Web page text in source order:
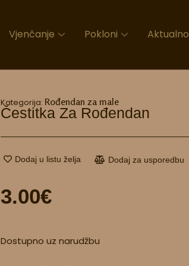
Vjenčanje Pokloni Aktualno
Kategorija: Rođendan za male
Čestitka Za Rođendan
Dodaj u listu želja Dodaj za usporedbu
3.00€
Dostupno uz narudžbu
za